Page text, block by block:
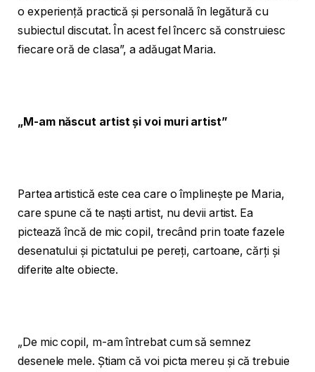
o experiență practică și personală în legătură cu
subiectul discutat. În acest fel încerc să construiesc
fiecare oră de clasa”, a adăugat Maria.
„M-am născut artist și voi muri artist”
Partea artistică este cea care o împlinește pe Maria,
care spune că te naști artist, nu devii artist. Ea
pictează încă de mic copil, trecând prin toate fazele
desenatului și pictatului pe pereți, cartoane, cărți și
diferite alte obiecte.
„De mic copil, m-am întrebat cum să semnez
desenele mele. Știam că voi picta mereu și că trebuie